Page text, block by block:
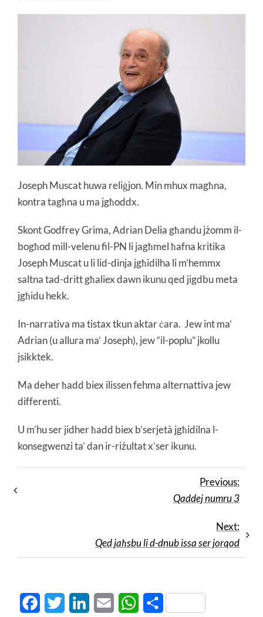
Joseph Muscat huwa reliġjon. Min mhux magħna,
kontra tagħna u ma jgħoddx.
Skont Godfrey Grima, Adrian Delia għandu jżomm il-
bogħod mill-velenu fil-PN li jagħmel ħafna kritika
Joseph Muscat u li lid-dinja jgħidilha li m’hemmx
saltna tad-dritt għaliex dawn ikunu qed jigdbu meta
jgħidu hekk.
In-narrativa ma tistax tkun aktar ċara. Jew int ma’
Adrian (u allura ma’ Joseph), jew “il-poplu” jkollu
jsikktek.
Ma deher ħadd biex ilissen fehma alternattiva jew
differenti.
U m’hu ser jidher ħadd biex b’serjetà jgħidilna l-
konsegwenzi ta’ dan ir-riżultat x’ser ikunu.
Previous:
Qaddej numru 3
Next:
Qed jaħsbu li d-dnub issa ser jorqod
FacebookTwitter LinkedInEmail WhatsApp
Share